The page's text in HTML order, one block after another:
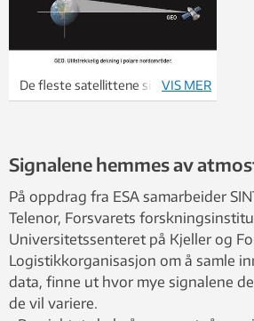
De fleste satellittene sirkler
rundt ekvatorlinja. Signalene vil
mellom mottakersystem og
satellitt blir for liten. Ill: Knut
Gangåssæter
VIS MER
Signalene hemmes av
På oppdrag fra ESA samarbeider
Telenor, Forsvarets
Universitetssenteret på Kjeller og
Logistikkorganisasjon om å samle
data, finne ut hvor mye signalene
de vil variere.